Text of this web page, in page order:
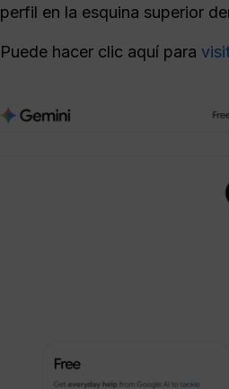
perfil en la esquina superior
Puede hacer clic aquí para